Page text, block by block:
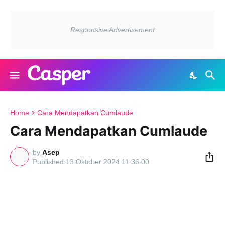
Home Cara Mendapatkan Cumlaude
Cara Mendapatkan Cumlaude
by Asep
13 Oktober 2024 11:36:00